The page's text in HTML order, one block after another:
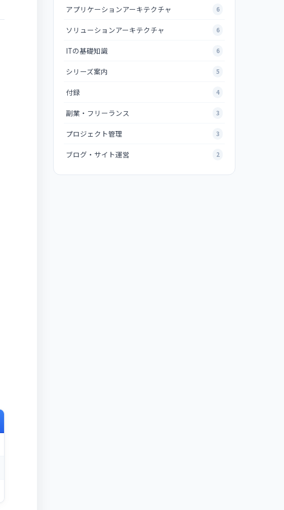
アプリケーションアーキテクチャ 6
ソリューションアーキテクチャ 6
ITの基礎知識 6
シリーズ案内 5
付録 4
副業・フリーランス 3
プロジェクト管理 3
ブログ・サイト運営 2